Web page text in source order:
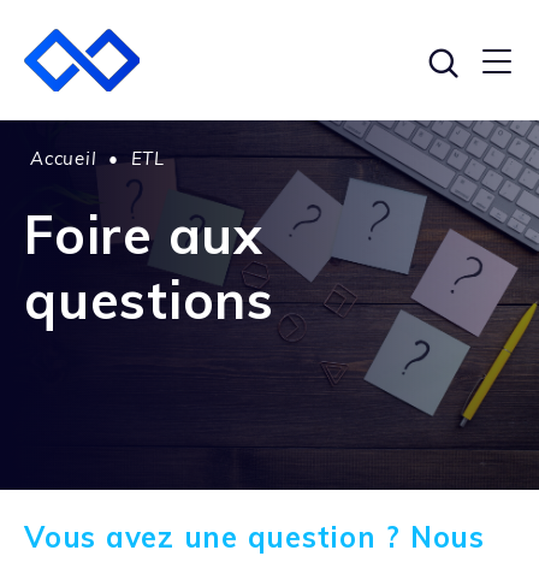
Accueil • ETL
Foire aux
questions
Vous avez une question ? Nous